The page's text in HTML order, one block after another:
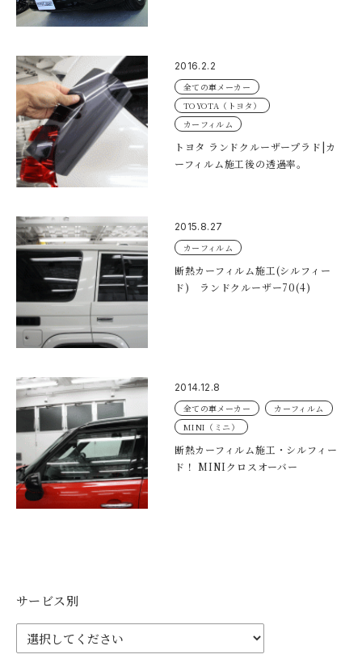
2016.2.2
全ての車メーカー
TOYOTA（トヨタ）
カーフィルム
トヨタ ランドクルーザープラド|カ
ーフィルム施工後の透過率。
2015.8.27
カーフィルム
断熱カーフィルム施工(シルフィー
ド) ランドクルーザー70(4)
2014.12.8
全ての車メーカー
カーフィルム
MINI（ミニ）
断熱カーフィルム施工・シルフィー
ド！ MINIクロスオーバー
サービス別